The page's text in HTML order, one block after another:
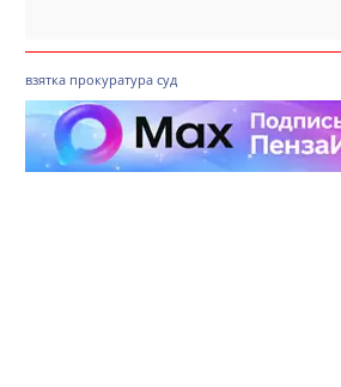
взятка прокуратура суд